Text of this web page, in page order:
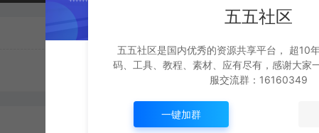
五五社区
五五社区是国内优秀的资源共享平台， 超10
码、工具、教程、素材、应有尽有，感谢大家
服交流群：16160349
一键加群